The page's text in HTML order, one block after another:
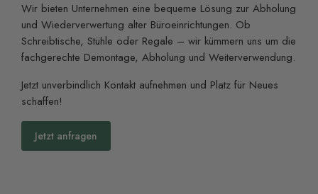
Wir bieten Unternehmen eine bequeme Lösung zur Abholung
und Wiederverwertung alter Büroeinrichtungen. Ob
Schreibtische, Stühle oder Regale – wir kümmern uns um die
fachgerechte Demontage, Abholung und Weiterverwendung.
Jetzt unverbindlich Kontakt aufnehmen und Platz für Neues
schaffen!
Jetzt anfragen